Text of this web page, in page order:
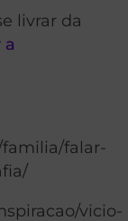
livrar da
a
falar-
vicio-